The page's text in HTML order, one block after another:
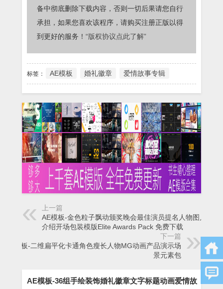
备中彻底删除下载内容，否则一切后果请您自行
承担，如果您喜欢该程序，请购买注册正版以得
到更好的服务！ “版权协议点此了解”
标签： AE模板 婚礼徽章 爱情故事专辑
上一篇
AE模板-金色粒子飘动颁奖晚会最佳演员提名人物图片视频
介绍开场包装模版Elite Awards Pack 免费下载
下一篇
AE模板-二维扁平化卡通角色瘦长人物MG动画产品演示场
景元素包
AE模板-36组手绘装饰婚礼徽章文字标题动画爱情故